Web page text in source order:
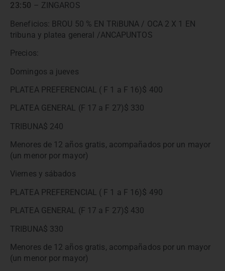
23:50 – ZINGAROS
Beneficios: BROU 50 % EN TRiBUNA / OCA 2 X 1 EN
tribuna y platea general /ANCAPUNTOS
Precios:
Domingos a jueves
PLATEA PREFERENCIAL ( F 1 a F 16)$ 400
PLATEA GENERAL (F 17 a F 27)$ 330
TRIBUNA$ 240
Menores de 12 años gratis, acompañados por un mayor
(un menor por mayor)
Viernes y sábados
PLATEA PREFERENCIAL ( F 1 a F 16)$ 490
PLATEA GENERAL (F 17 a F 27)$ 430
TRIBUNA$ 330
Menores de 12 años gratis, acompañados por un mayor
(un menor por mayor)